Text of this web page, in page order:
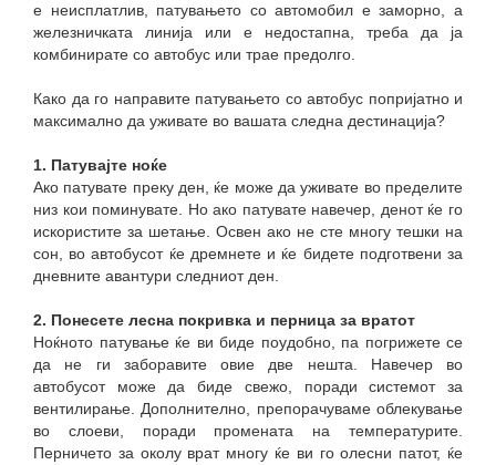
е неисплатлив, патувањето со автомобил е заморно, а
железничката линија или е недостапна, треба да ја
комбинирате со автобус или трае предолго.
Како да го направите патувањето со автобус попријатно и
максимално да уживате во вашата следна дестинација?
1. Патувајте ноќе
Ако патувате преку ден, ќе може да уживате во пределите
низ кои поминувате. Но ако патувате навечер, денот ќе го
искористите за шетање. Освен ако не сте многу тешки на
сон, во автобусот ќе дремнете и ќе бидете подготвени за
дневните авантури следниот ден.
2. Понесете лесна покривка и перница за вратот
Ноќното патување ќе ви биде поудобно, па погрижете се
да не ги заборавите овие две нешта. Навечер во
автобусот може да биде свежо, поради системот за
вентилирање. Дополнително, препорачуваме облекување
во слоеви, поради промената на температурите.
Перничето за околу врат многу ќе ви го олесни патот, ќе